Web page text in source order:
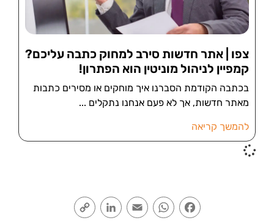
צפו | אתר חדשות סירב למחוק כתבה עליכם?
קמפיין לניהול מוניטין הוא הפתרון!
בכתבה הקודמת הסברנו איך מוחקים או מסירים כתבות
מאתר חדשות, אך לא פעם אנחנו נתקלים
להמשך קריאה
Facebook
WhatsApp
Email
LinkedIn